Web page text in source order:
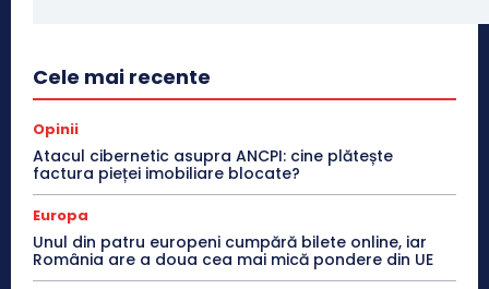
Cele mai recente
Opinii
Atacul cibernetic asupra ANCPI: cine plătește
factura pieței imobiliare blocate?
Europa
Unul din patru europeni cumpără bilete online, iar
România are a doua cea mai mică pondere din UE